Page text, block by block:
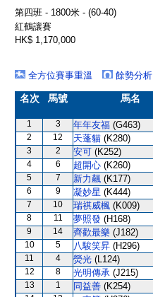
第四班 - 1800米 - (60-40)
紅鶴讓賽
HK$ 1,170,000
全方位賽事重溫
餘勢分析
名次 馬號 馬名
1 3 年年友福 (G463)
2
12 天蓬貓 (K280)
3
2 安可 (K252)
4
6 超開心 (K260)
5
7 新力飆 (K177)
6
9 凝妙星 (K444)
7
10 瑞祺威楓 (K009)
8
11 夢照發 (H168)
9
14 齊歡最樂 (J182)
10
5 八駿笑昇 (H296)
11
4 熒光 (L124)
12
8 光明傳承 (J215)
13
1 同益善 (K254)